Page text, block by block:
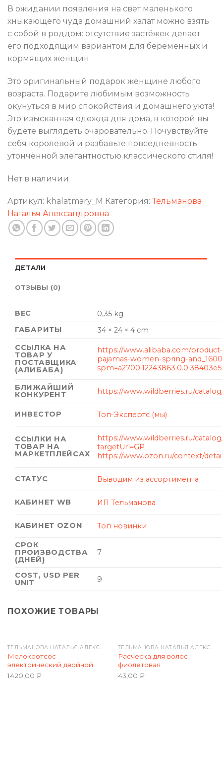
В ожидании появления на свет маленького
хныкающего чуда домашний халат можно взять
с собой в роддом: отсутствие застёжек делает
его подходящим вариантом для беременных и
кормящих женщин.
Это оригинальный подарок женщине любого
возраста. Подарите любимым возможность
окунуться в мир спокойствия и домашнего уюта!
Это изысканная одежда для дома, в которой вы
будете выглядеть очаровательно. Почувствуйте
себя королевой и разбавьте повседневность
утончённой элегантностью классического стиля!
Нет в наличии
Артикул: khalatmary_M Категория: Тельманова
Наталья Александровна
ДЕТАЛИ
ОТЗЫВЫ (0)
ВЕС
0,35 kg
ГАБАРИТЫ
34 × 24 × 4 cm
ССЫЛКА НА
ТОВАР У
ПОСТАВЩИКА
(АЛИБАБА)
https://www.alibaba.com/
pajamas-women-spring-
БЛИЖАЙШИЙ
КОНКУРЕНТ
https://www.wildberries.ru/
ИНВЕСТОР Топ-Экспертс (мы)
ССЫЛКИ НА
ТОВАР НА
МАРКЕТПЛЕЙСАХ
https://www.wildberries.ru/
targetUrl=GP
https://www.ozon.ru/context/
СТАТУС Выводим из ассортимента
КАБИНЕТ WB ИП Тельманова
КАБИНЕТ OZON Топ новинки
СРОК
ПРОИЗВОДСТВА
(ДНЕЙ)
7
COST, USD PER
UNIT
9
ПОХОЖИЕ ТОВАРЫ
ТЕЛЬМАНОВА НАТАЛЬЯ АЛЕКСАНДРОВНА
Молокоотсос
электрический двойной
1420,00 ₽
ТЕЛЬМАНОВА НАТАЛЬЯ АЛЕКСАНДРОВНА
Расческа для волос
фиолетовая
43,00 ₽